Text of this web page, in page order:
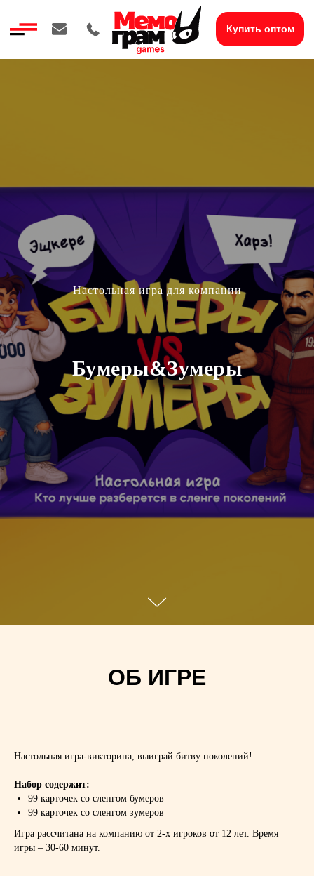
Купить оптом
Настольная игра для компании
Бумеры&Зумеры
ОБ ИГРЕ
Настольная игра-викторина, выиграй битву поколений!
Набор содержит:
99 карточек со сленгом бумеров
99 карточек со сленгом зумеров
Игра рассчитана на компанию от 2-х игроков от 12 лет. Время
игры – 30-60 минут.